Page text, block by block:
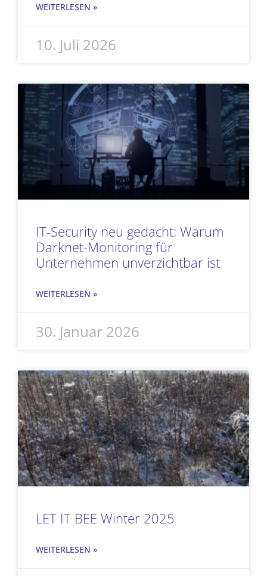
WEITERLESEN »
10. Juli 2026
IT-Security neu gedacht: Warum
Darknet-Monitoring für
Unternehmen unverzichtbar ist
WEITERLESEN »
30. Januar 2026
LET IT BEE Winter 2025
WEITERLESEN »